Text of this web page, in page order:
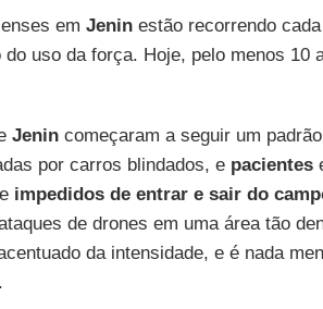
em Jeninestão recorrendo
uso da força. Hoje, pelo menos 10
Jenincomeçaram a seguir um
por carros blindados, e pacientes
impedidos de entrar e sair do
de drones em uma área tão
da intensidade, e é nada